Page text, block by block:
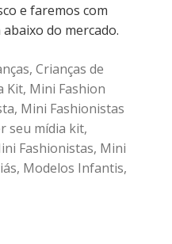
e faremos com
do mercado.
, Crianças de
Kit, Mini Fashion
, Mini Fashionistas
seu mídia kit,
Fashionistas, Mini
, Modelos Infantis,